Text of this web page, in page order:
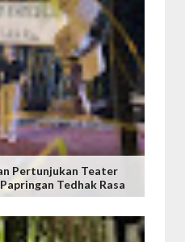
Pertunjukan Teater
Tedhak Rasa